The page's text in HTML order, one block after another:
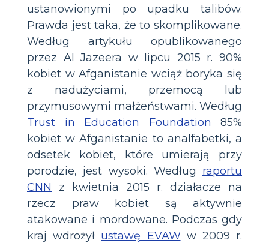
ustanowionymi po upadku talibów.
Prawda jest taka, że to skomplikowane.
Według artykułu opublikowanego
przez Al Jazeera w lipcu 2015 r. 90%
kobiet w Afganistanie wciąż boryka się
z nadużyciami, przemocą lub
przymusowymi małżeństwami. Według
Trust in Education Foundation 85%
kobiet w Afganistanie to analfabetki, a
odsetek kobiet, które umierają przy
porodzie, jest wysoki. Według raportu
CNN z kwietnia 2015 r. działacze na
rzecz praw kobiet są aktywnie
atakowane i mordowane. Podczas gdy
kraj wdrożył ustawę EVAWw 2009 r.